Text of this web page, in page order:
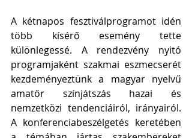
A kétnapos fesztiválprogramot idén
több kísérő esemény tette
különlegessé. A rendezvény nyitó
programjaként szakmai eszmecserét
kezdeményeztünk a magyar nyelvű
amatőr színjátszás hazai és
nemzetközi tendenciáiról, irányairól.
A konferenciabeszélgetés keretében